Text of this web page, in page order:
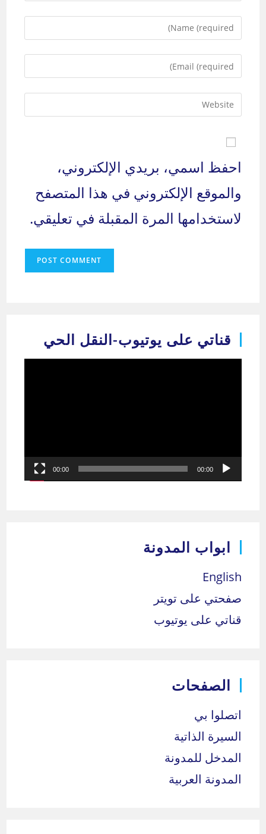
Enter
your
username
to
comment
Enter
your
address
to
Enter
URL
احفظ اسمي، بريدي الإلكتروني،
والموقع الإلكتروني في هذا المتصفح
لاستخدامها المرة المقبلة في تعليقي.
قناتي على يوتيوب-النقل الحي
00:00
00:00
ابواب المدونة
English
صفحتي على تويتر
قناتي على يوتيوب
الصفحات
اتصلوا بي
السيرة الذاتية
المدخل للمدونة
المدونة العربية